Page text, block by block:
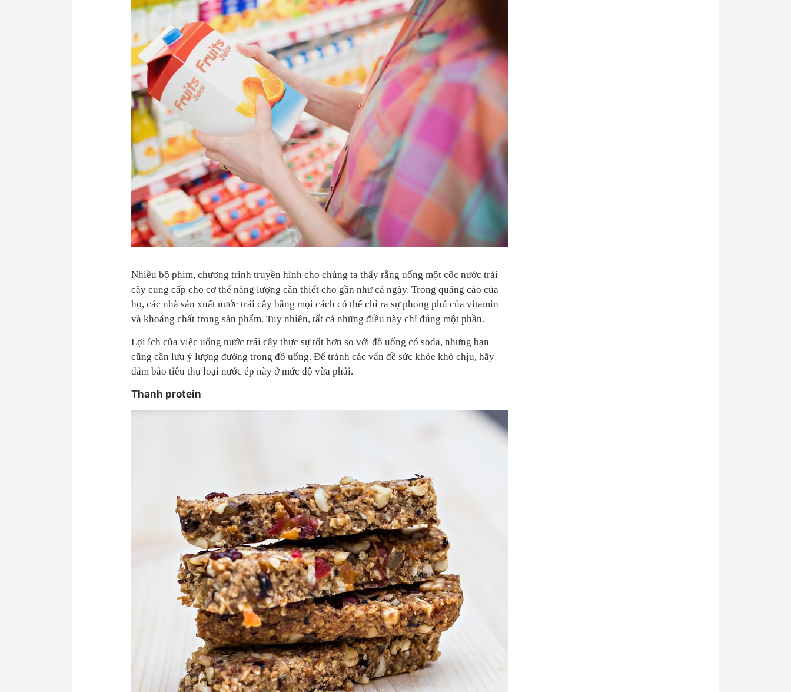
Nhiều bộ phim, chương trình truyền hình cho chúng ta thấy rằng uống một cốc nước trái
cây cung cấp cho cơ thể năng lượng cần thiết cho gần như cả ngày. Trong quảng cáo của
họ, các nhà sản xuất nước trái cây bằng mọi cách có thể chỉ ra sự phong phú của vitamin
và khoáng chất trong sản phẩm. Tuy nhiên, tất cả những điều này chỉ đúng một phần.
Lợi ích của việc uống nước trái cây thực sự tốt hơn so với đồ uống có soda, nhưng bạn
cũng cần lưu ý lượng đường trong đồ uống. Để tránh các vấn đề sức khỏe khó chịu, hãy
đảm bảo tiêu thụ loại nước ép này ở mức độ vừa phải.
Thanh protein